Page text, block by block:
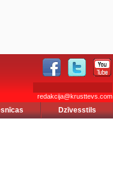
redakcija@krusttevs.com
Dzīvesstils